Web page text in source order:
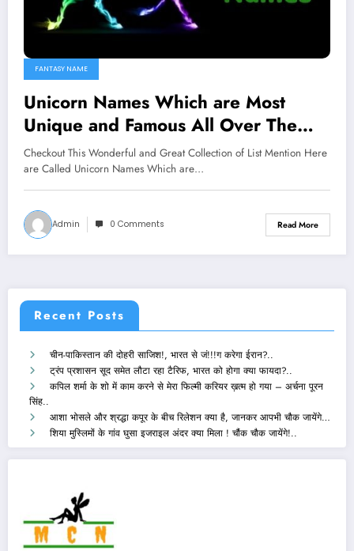
FANTASY NAME
Unicorn Names Which are Most
Unique and Famous All Over The
Worlds
Checkout This Wonderful and Great Collection of List Mention Here
are Called Unicorn Names Which are…
Admin 0 Comments Read More
Recent Posts
चीन-पाकिस्तान की दोहरी साजिश!, भारत से जं!!!ग करेगा ईरान?..
ट्रंप प्रशासन सूद समेत लौटा रहा टैरिफ, भारत को होगा क्या फायदा?..
कपिल शर्मा के शो में काम करने से मेरा फिल्मी करियर ख़त्म हो गया – अर्चना पूरन
सिंह..
आशा भोसले और श्रद्धा कपूर के बीच रिलेशन क्या है, जानकर आपभी चौक जायेंगे…
शिया मुस्लिमों के गांव घुसा इजराइल अंदर क्या मिला ! चौंक चौक जायेंगे!..